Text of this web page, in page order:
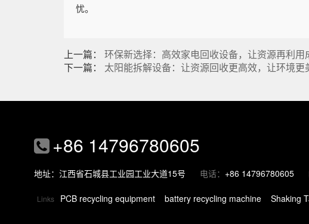
忧。
上一篇： 环保新选择：高效家电回收设备，让资源再利用
下一篇： 太阳能拆解设备：让资源回收更高效，让环境更
+86 14796780605
地址：江西省石城县工业园工业大道15号 电话： +86 14796780605
Links PCB recycling equipment battery recycling machine Shaking